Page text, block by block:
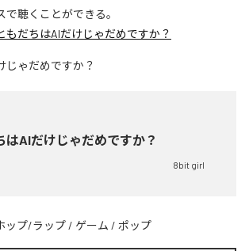
聴くことができる。
もだちはAIだけじゃだめですか？
はAIだけじゃだめですか？
8bit girl
ップ/ラップ / ゲーム / ポップ